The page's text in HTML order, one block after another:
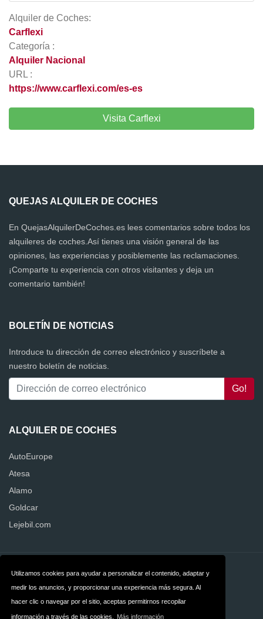
Utilizamos cookies para ayudar a personalizar el contenido, adaptar y
medir los anuncios, y proporcionar una experiencia más segura. Al
hacer clic o navegar por el sitio, aceptas permitirnos recopilar
información a través de las cookies. Más información
Alquiler de Coches:
Carflexi
Categoría :
Alquiler Nacional
URL :
https://www.carflexi.com/es-es
Visita Carflexi
QUEJAS ALQUILER DE COCHES
En QuejasAlquilerDeCoches.es lees comentarios sobre todos los
alquileres de coches.Así tienes una visión general de las
opiniones, las experiencias y posiblemente las reclamaciones.
¡Comparte tu experiencia con otros visitantes y deja un
comentario también!
BOLETÍN DE NOTICIAS
Introduce tu dirección de correo electrónico y suscríbete a
nuestro boletín de noticias.
ALQUILER DE COCHES
AutoEurope
Atesa
Alamo
Goldcar
Lejebil.com
Contacto Privacidad
Términos y